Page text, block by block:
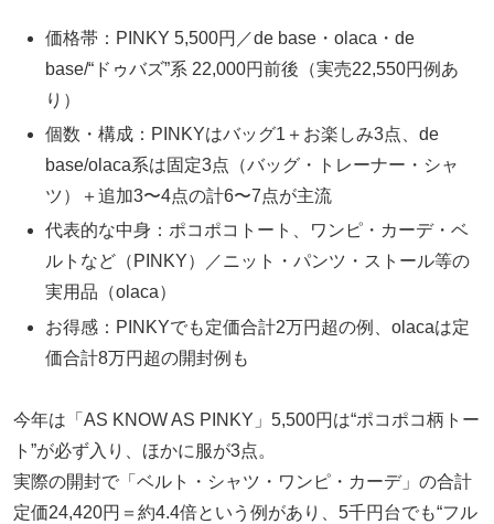
価格帯：PINKY 5,500円／de base・olaca・de
base/“ドゥバズ”系 22,000円前後（実売22,550円例あ
り）
個数・構成：PINKYはバッグ1＋お楽しみ3点、de
base/olaca系は固定3点（バッグ・トレーナー・シャ
ツ）＋追加3〜4点の計6〜7点が主流
代表的な中身：ポコポコトート、ワンピ・カーデ・ベ
ルトなど（PINKY）／ニット・パンツ・ストール等の
実用品（olaca）
お得感：PINKYでも定価合計2万円超の例、olacaは定
価合計8万円超の開封例も
今年は「AS KNOW AS PINKY」5,500円は“ポコポコ柄トー
ト”が必ず入り、ほかに服が3点。
実際の開封で「ベルト・シャツ・ワンピ・カーデ」の合計
定価24,420円＝約4.4倍という例があり、5千円台でも“フル